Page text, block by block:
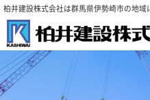
柏井建設株式会社は群馬県伊勢崎市の地域